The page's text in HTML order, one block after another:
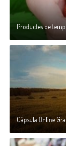
Productes de
Càpsula Online